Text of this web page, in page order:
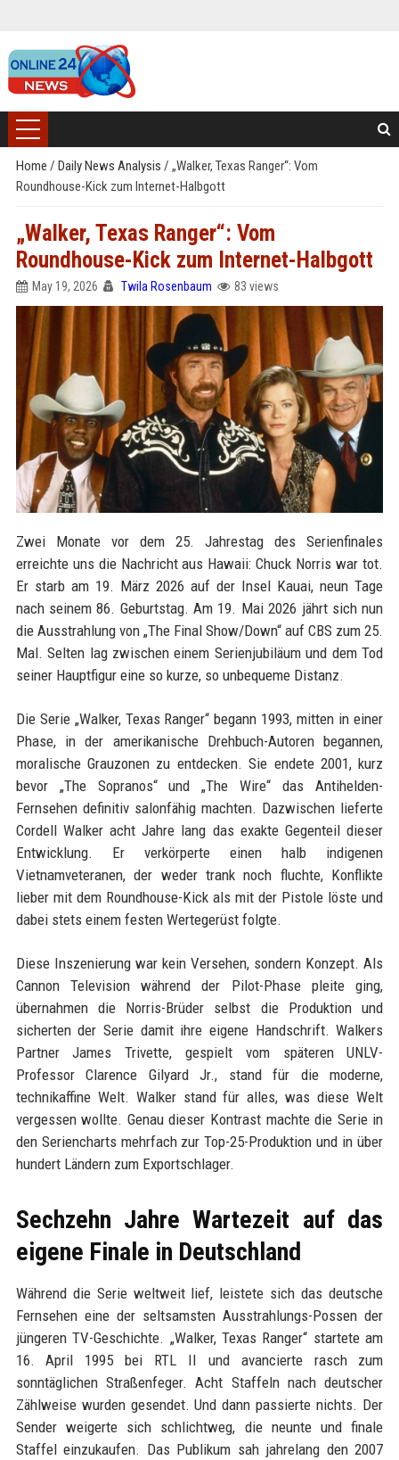
Home / Daily News Analysis / „Walker, Texas Ranger“: Vom
Roundhouse-Kick zum Internet-Halbgott
„Walker, Texas Ranger“: Vom
Roundhouse-Kick zum Internet-Halbgott
May 19, 2026 Twila Rosenbaum 83 views
Zwei Monate vor dem 25. Jahrestag des Serienfinales
erreichte uns die Nachricht aus Hawaii: Chuck Norris war tot.
Er starb am 19. März 2026 auf der Insel Kauai, neun Tage
nach seinem 86. Geburtstag. Am 19. Mai 2026 jährt sich nun
die Ausstrahlung von „The Final Show/Down“ auf CBS zum 25.
Mal. Selten lag zwischen einem Serienjubiläum und dem Tod
seiner Hauptfigur eine so kurze, so unbequeme Distanz.
Die Serie „Walker, Texas Ranger“ begann 1993, mitten in einer
Phase, in der amerikanische Drehbuch-Autoren begannen,
moralische Grauzonen zu entdecken. Sie endete 2001, kurz
bevor „The Sopranos“ und „The Wire“ das Antihelden-
Fernsehen definitiv salonfähig machten. Dazwischen lieferte
Cordell Walker acht Jahre lang das exakte Gegenteil dieser
Entwicklung. Er verkörperte einen halb indigenen
Vietnamveteranen, der weder trank noch fluchte, Konflikte
lieber mit dem Roundhouse-Kick als mit der Pistole löste und
dabei stets einem festen Wertegerüst folgte.
Diese Inszenierung war kein Versehen, sondern Konzept. Als
Cannon Television während der Pilot-Phase pleite ging,
übernahmen die Norris-Brüder selbst die Produktion und
sicherten der Serie damit ihre eigene Handschrift. Walkers
Partner James Trivette, gespielt vom späteren UNLV-
Professor Clarence Gilyard Jr., stand für die moderne,
technikaffine Welt. Walker stand für alles, was diese Welt
vergessen wollte. Genau dieser Kontrast machte die Serie in
den Seriencharts mehrfach zur Top-25-Produktion und in über
hundert Ländern zum Exportschlager.
Sechzehn Jahre Wartezeit auf das
eigene Finale in Deutschland
Während die Serie weltweit lief, leistete sich das deutsche
Fernsehen eine der seltsamsten Ausstrahlungs-Possen der
jüngeren TV-Geschichte. „Walker, Texas Ranger“ startete am
16. April 1995 bei RTL II und avancierte rasch zum
sonntäglichen Straßenfeger. Acht Staffeln nach deutscher
Zählweise wurden gesendet. Und dann passierte nichts. Der
Sender weigerte sich schlichtweg, die neunte und finale
Staffel einzukaufen. Das Publikum sah jahrelang den 2007